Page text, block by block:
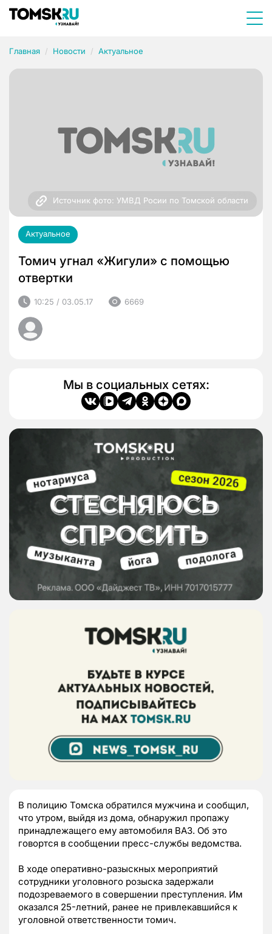
Главная Новости Актуальное
Источник фото: УМВД Росии по Томской области
Актуальное
Томич угнал «Жигули» с помощью
отвертки
10:25 / 03.05.17 6669
Мы в социальных сетях:
В полицию Томска обратился мужчина и сообщил,
что утром, выйдя из дома, обнаружил пропажу
принадлежащего ему автомобиля ВАЗ. Об это
говортся в сообщении пресс-службы ведомства.
В ходе оперативно-разыскных мероприятий
сотрудники уголовного розыска задержали
подозреваемого в совершении преступления. Им
оказался 25-летний, ранее не привлекавшийся к
уголовной ответственности томич.